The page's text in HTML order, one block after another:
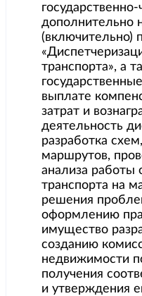
дополнительно
(включительно)
транспорта», а
выплате
затрат и
деятельность
разработка
маршрутов,
анализа работы
транспорта на
решения
оформлению
имущество
созданию
недвижимости
получения
и утверждения